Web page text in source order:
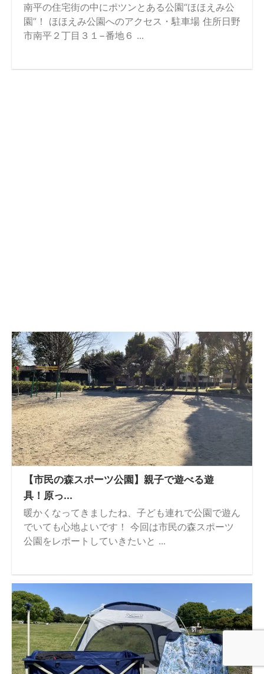
南平の住宅街の中にポツンとある公園“ほほえみ公
園”！ ほほえみ公園へのアクセス・駐車場 住所日野
市南平２丁目３１−番地６ ...
【市民の森スポーツ公園】親子で遊べる遊
具！原っ...
暖かくなってきましたね、子ども連れで公園で遊ん
でいても心地よいです！ 今回は市民の森スポーツ
公園をレポートしていきたいと ...